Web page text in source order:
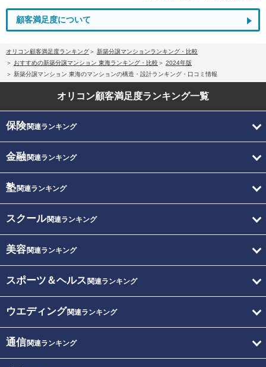
顧客満足度について
オリコン顧客満足度ランキング
新築分譲マンションランキング・比較
おすすめの新築分譲マンション 東海ランキング・比較
2024年版
新築分譲マンション 東海のマンションの構造・設計ランキング・口コミ情報
オリコン顧客満足度ランキング一覧
保険関連ランキング
金融関連ランキング
塾関連ランキング
スクール関連ランキング
美容関連ランキング
スポーツ＆ヘルス 関連ランキング
ウエディング関連ランキング
通信関連ランキング